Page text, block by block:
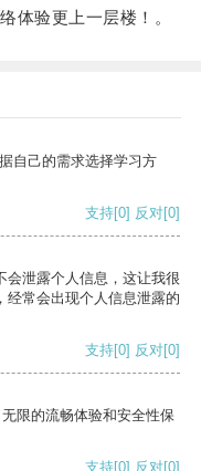
验更上一层楼！。
自己的需求选择学习方
支持[0] 反对[0]
会泄露个人信息，这让我很
经常会出现个人信息泄露的
支持[0] 反对[0]
限的流畅体验和安全性保
支持[0] 反对[0]